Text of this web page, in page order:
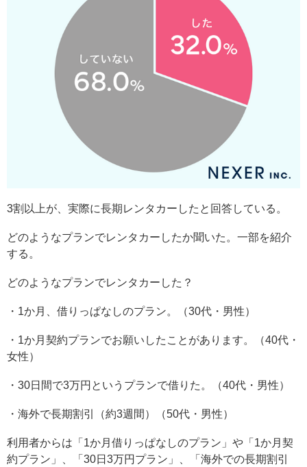
3割以上が、実際に長期レンタカーしたと回答している。
どのようなプランでレンタカーしたか聞いた。一部を紹介
する。
どのようなプランでレンタカーした？
・1か月、借りっぱなしのプラン。（30代・男性）
・1か月契約プランでお願いしたことがあります。（40代・
女性）
・30日間で3万円というプランで借りた。（40代・男性）
・海外で長期割引（約3週間）（50代・男性）
利用者からは「1か月借りっぱなしのプラン」や「1か月契
約プラン」、「30日3万円プラン」、「海外での長期割引